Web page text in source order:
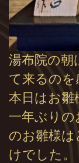
湯布院の朝
て来るのを
本日はお
一年ぶり
のお雛様
けでした。